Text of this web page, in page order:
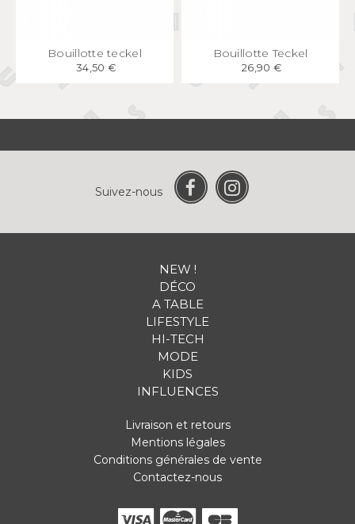
APERÇU RAPIDE
Bouillotte teckel
34,50 €
APERÇU RAPIDE
Bouillotte Teckel
26,90 €
Suivez-nous
NEW !
DÉCO
A TABLE
LIFESTYLE
HI-TECH
MODE
KIDS
INFLUENCES
Livraison et retours
Mentions légales
Conditions générales de vente
Contactez-nous